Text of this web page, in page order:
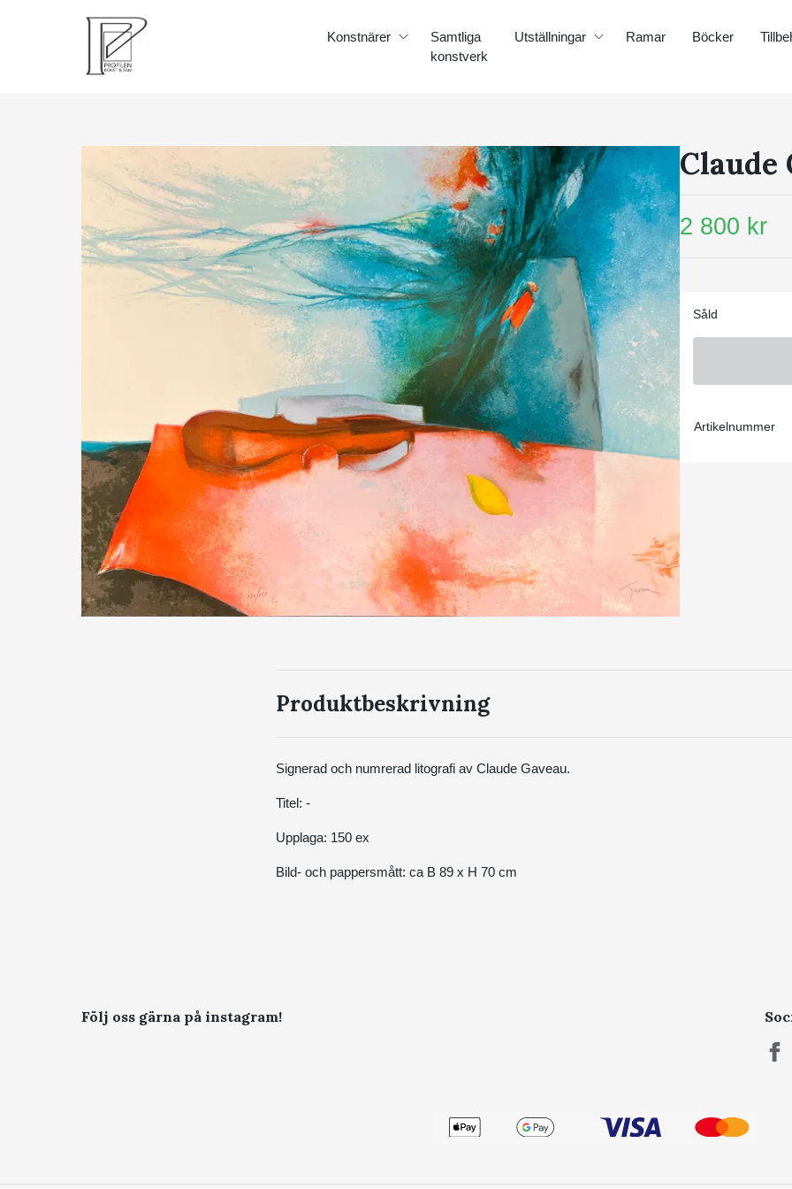
Konstnärer
Samtliga
konstverk
Utställningar Ramar Böcker
Claude
2 800 kr
Såld
Artikelnummer
Produktbeskrivning
Signerad och numrerad litografi av Claude Gaveau.
Titel: -
Upplaga: 150 ex
Bild- och pappersmått: ca B 89 x H 70 cm
Följ oss gärna på instagram!